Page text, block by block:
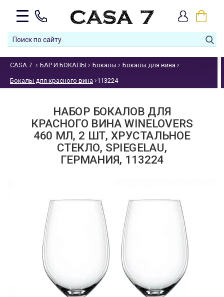
CASA 7 БАР И БОКАЛЫ Бокалы Бокалы для вина
Бокалы для красного вина 113224
НАБОР БОКАЛОВ ДЛЯ
КРАСНОГО ВИНА WINELOVERS
460 МЛ, 2 ШТ, ХРУСТАЛЬНОЕ
СТЕКЛО, SPIEGELAU,
ГЕРМАНИЯ, 113224